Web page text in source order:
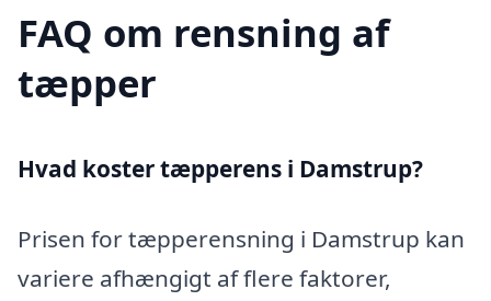
FAQ om rensning af
tæpper
Hvad koster tæpperens i Damstrup?
Prisen for tæpperensning i Damstrup kan
variere afhængigt af flere faktorer,